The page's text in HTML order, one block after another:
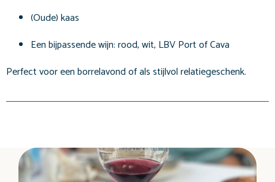
(Oude) kaas
Een bijpassende wijn: rood, wit, LBV Port of Cava
Perfect voor een borrelavond of als stijlvol relatiegeschenk.